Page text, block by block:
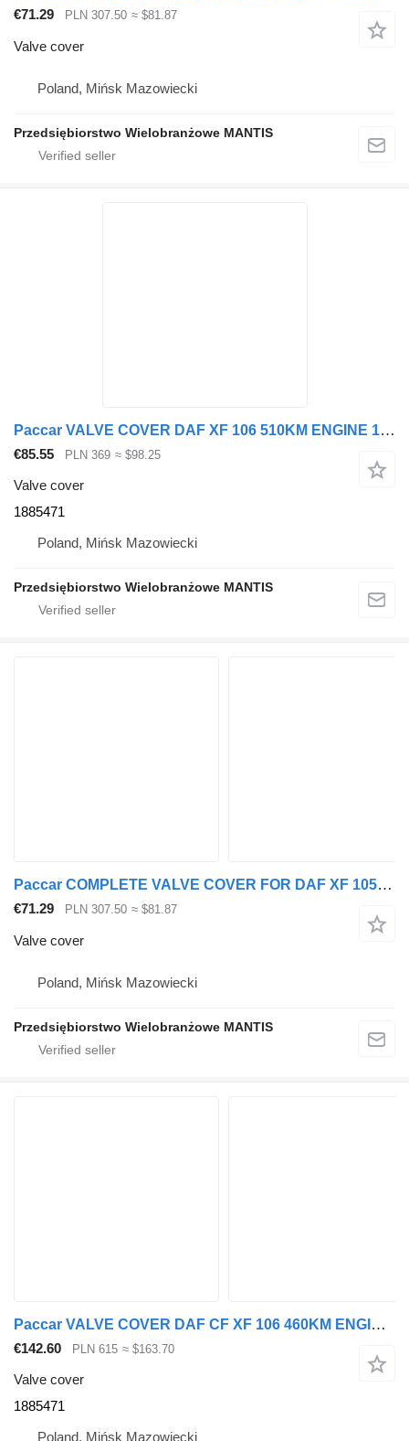
€71.29 PLN 307.50 ≈ $81.87
Valve cover
Poland, Mińsk Mazowiecki
Przedsiębiorstwo Wielobranżowe MANTIS
Paccar VALVE COVER DAF XF 106 510KM ENGINE 1885471 for truck tractor
€85.55 PLN 369 ≈ $98.25
Valve cover
1885471
Poland, Mińsk Mazowiecki
Przedsiębiorstwo Wielobranżowe MANTIS
Paccar COMPLETE VALVE COVER FOR DAF XF 105 EURO 5 ENGINE LARGE SELECTION for truck tractor
€71.29 PLN 307.50 ≈ $81.87
Valve cover
Poland, Mińsk Mazowiecki
Przedsiębiorstwo Wielobranżowe MANTIS
Paccar VALVE COVER DAF CF XF 106 460KM ENGINE 1885471 for truck tractor
€142.60 PLN 615 ≈ $163.70
Valve cover
1885471
Poland, Mińsk Mazowiecki